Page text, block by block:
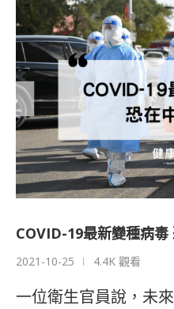
COVID-19最新變種病毒
2021-10-25 4.4K 觀看
一位衛生官員說，未